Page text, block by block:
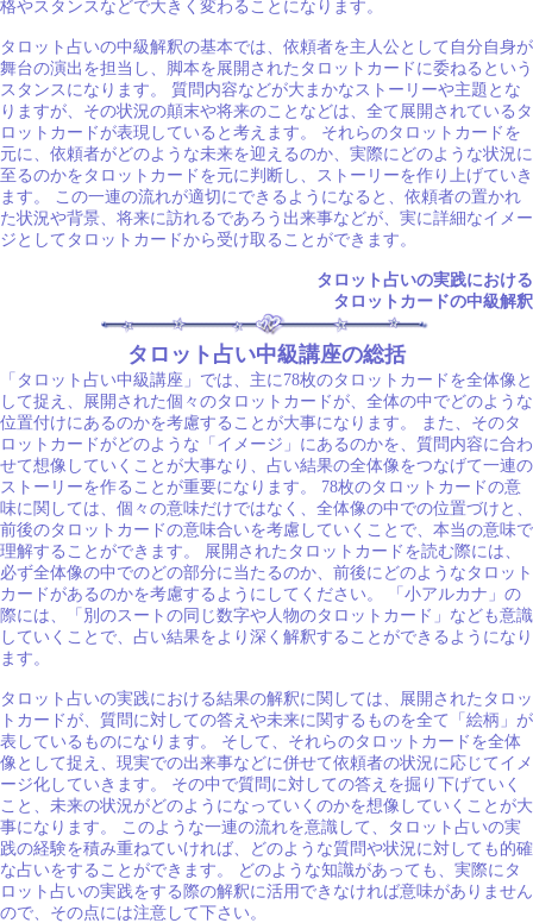
格やスタンスなどで大きく変わることになります。
タロット占いの中級解釈の基本では、依頼者を主人公として自分自身が
舞台の演出を担当し、脚本を展開されたタロットカードに委ねるという
スタンスになります。 質問内容などが大まかなストーリーや主題とな
りますが、その状況の顛末や将来のことなどは、全て展開されているタ
ロットカードが表現していると考えます。 それらのタロットカードを
元に、依頼者がどのような未来を迎えるのか、実際にどのような状況に
至るのかをタロットカードを元に判断し、ストーリーを作り上げていき
ます。 この一連の流れが適切にできるようになると、依頼者の置かれ
た状況や背景、将来に訪れるであろう出来事などが、実に詳細なイメー
ジとしてタロットカードから受け取ることができます。
タロット占いの実践における
タロットカードの中級解釈
タロット占い中級講座の総括
「タロット占い中級講座」では、主に78枚のタロットカードを全体像と
して捉え、展開された個々のタロットカードが、全体の中でどのような
位置付けにあるのかを考慮することが大事になります。 また、そのタ
ロットカードがどのような「イメージ」にあるのかを、質問内容に合わ
せて想像していくことが大事なり、占い結果の全体像をつなげて一連の
ストーリーを作ることが重要になります。 78枚のタロットカードの意
味に関しては、個々の意味だけではなく、全体像の中での位置づけと、
前後のタロットカードの意味合いを考慮していくことで、本当の意味で
理解することができます。 展開されたタロットカードを読む際には、
必ず全体像の中でのどの部分に当たるのか、前後にどのようなタロット
カードがあるのかを考慮するようにしてください。 「小アルカナ」の
際には、「別のスートの同じ数字や人物のタロットカード」なども意識
していくことで、占い結果をより深く解釈することができるようになり
ます。
タロット占いの実践における結果の解釈に関しては、展開されたタロッ
トカードが、質問に対しての答えや未来に関するものを全て「絵柄」が
表しているものになります。 そして、それらのタロットカードを全体
像として捉え、現実での出来事などに併せて依頼者の状況に応じてイメ
ージ化していきます。 その中で質問に対しての答えを掘り下げていく
こと、未来の状況がどのようになっていくのかを想像していくことが大
事になります。 このような一連の流れを意識して、タロット占いの実
践の経験を積み重ねていければ、どのような質問や状況に対しても的確
な占いをすることができます。 どのような知識があっても、実際にタ
ロット占いの実践をする際の解釈に活用できなければ意味がありません
ので、その点には注意して下さい。